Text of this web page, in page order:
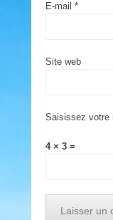
E-mail *
Site web
Saisissez votre
4 × 3 =